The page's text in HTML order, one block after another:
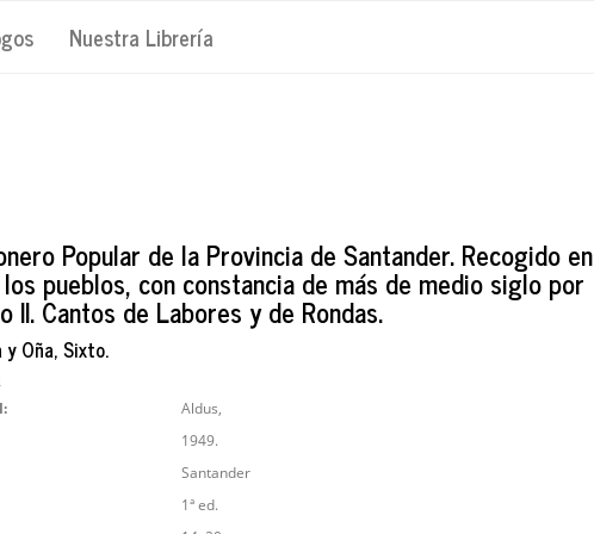
Nuestra Librería
Popular de la Provincia de Santander. Recogido en
pueblos, con constancia de más de medio siglo por
II. Cantos de Labores y de Rondas.
y Oña, Sixto.
Aldus,
1949.
Santander
1ª ed.